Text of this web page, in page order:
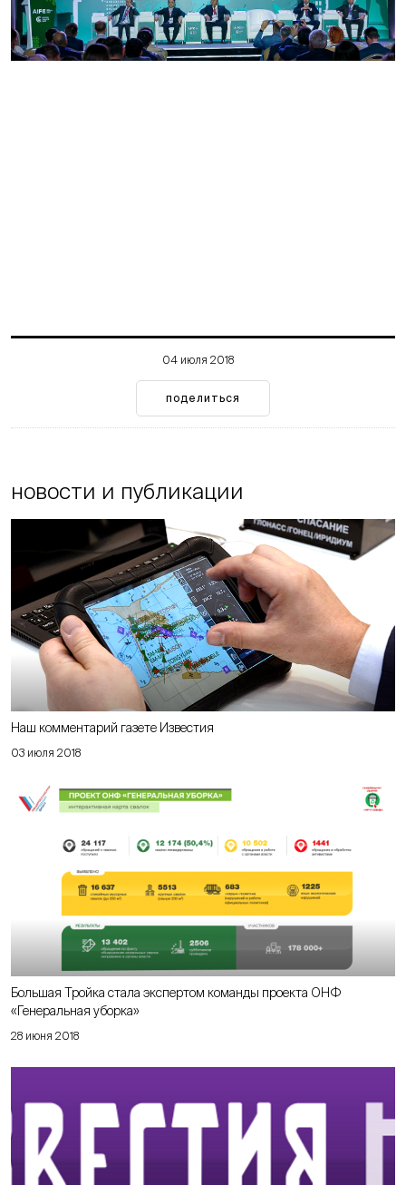
04 июля 2018
поделиться
новости и публикации
03 июля 2018
Наш комментарий газете Известия
28 июня 2018
Большая Тройка стала экспертом команды проекта ОНФ
«Генеральная уборка»